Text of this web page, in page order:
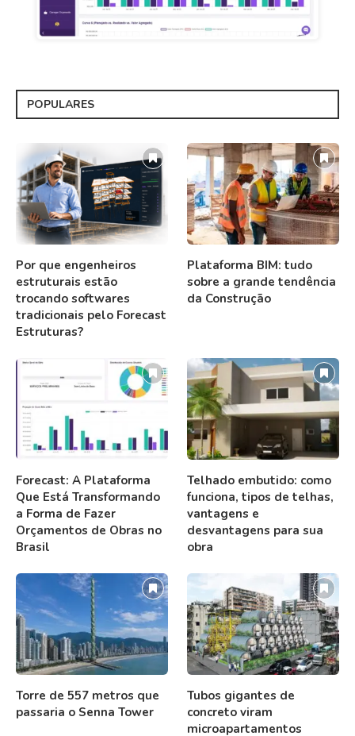
POPULARES
Por que engenheiros
estruturais estão
trocando softwares
tradicionais pelo Forecast
Estruturas?
Plataforma BIM: tudo
sobre a grande tendência
da Construção
Forecast: A Plataforma
Que Está Transformando
a Forma de Fazer
Orçamentos de Obras no
Brasil
Telhado embutido: como
funciona, tipos de telhas,
vantagens e
desvantagens para sua
obra
Torre de 557 metros que
passaria o Senna Tower
Tubos gigantes de
concreto viram
microapartamentos